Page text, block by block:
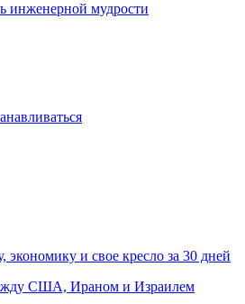
инженерной мудрости
и свое кресло за 30 дней
США, Ираном и Израилем